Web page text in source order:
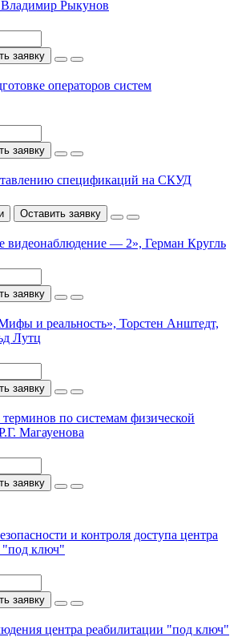
Рыкунов
заявку
операторов систем
заявку
спецификаций на СКУД
Оставить заявку
видеонаблюдение — 2», Герман Кругль
заявку
и реальность», Торстен Анштедт,
Лутц
заявку
по системам физической
Магауенова
заявку
и контроля доступа центра
"под ключ"
заявку
центра реабилитации "под ключ"